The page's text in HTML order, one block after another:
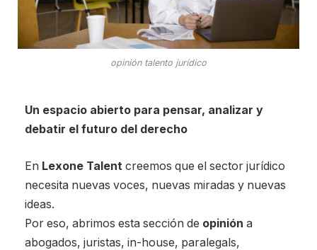
opinión talento jurídico
Un espacio abierto para pensar, analizar y
debatir el futuro del derecho
En Lexone Talent creemos que el sector jurídico
necesita nuevas voces, nuevas miradas y nuevas
ideas.
Por eso, abrimos esta sección de opinión a
abogados, juristas, in-house, paralegals,